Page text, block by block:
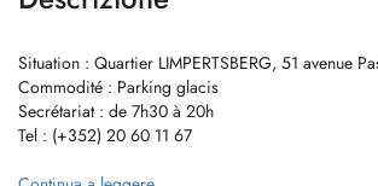
Situation : Quartier LIMPERTSBERG, 51 avenue
Commodité : Parking glacis
Secrétariat : de 7h30 à 20h
Tel : (+352) 20 60 11 67